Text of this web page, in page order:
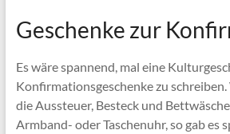
Geschenke zur
Es wäre spannend, mal eine
Konfirmationsgeschenke zu
die Aussteuer, Besteck und
Armband- oder Taschenuhr, so gab es